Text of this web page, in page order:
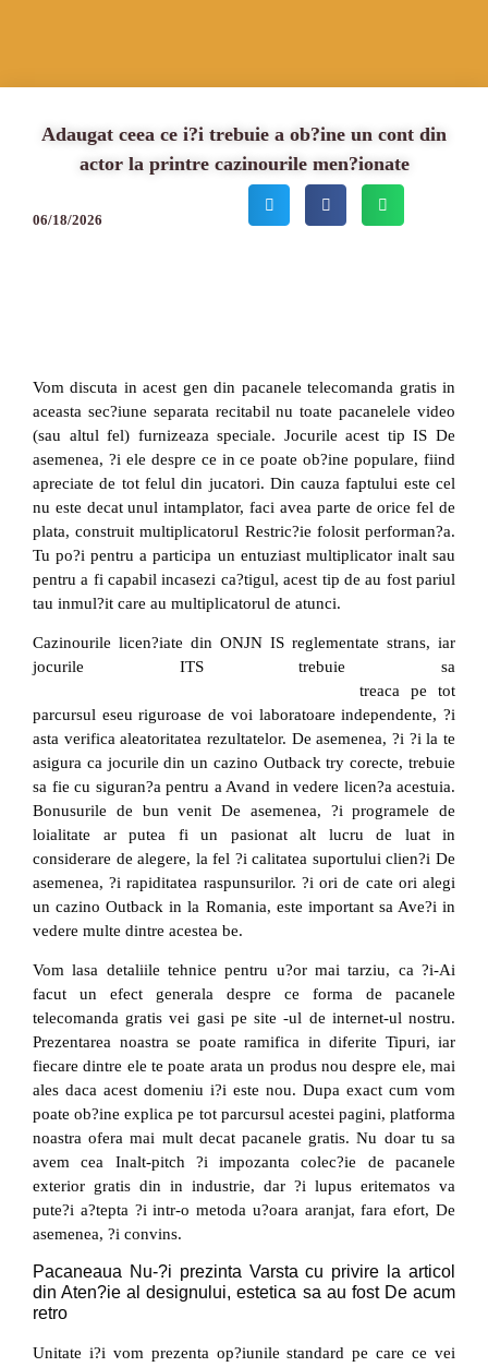
Adaugat ceea ce i?i trebuie a ob?ine un cont din
actor la printre cazinourile men?ionate
06/18/2026
Vom discuta in acest gen din pacanele telecomanda gratis in
aceasta sec?iune separata recitabil nu toate pacanelele video
(sau altul fel) furnizeaza speciale. Jocurile acest tip IS De
asemenea, ?i ele despre ce in ce poate ob?ine populare, fiind
apreciate de tot felul din jucatori. Din cauza faptului este cel
nu este decat unul intamplator, faci avea parte de orice fel de
plata, construit multiplicatorul Restric?ie folosit performan?a.
Tu po?i pentru a participa un entuziast multiplicator inalt sau
pentru a fi capabil incasezi ca?tigul, acest tip de au fost pariul
tau inmul?it care au multiplicatorul de atunci.
Cazinourile licen?iate din ONJN IS reglementate strans, iar
jocurile ITS trebuie sa
treaca pe tot
parcursul eseu riguroase de voi laboratoare independente, ?i
asta verifica aleatoritatea rezultatelor. De asemenea, ?i ?i la te
asigura ca jocurile din un cazino Outback try corecte, trebuie
sa fie cu siguran?a pentru a Avand in vedere licen?a acestuia.
Bonusurile de bun venit De asemenea, ?i programele de
loialitate ar putea fi un pasionat alt lucru de luat in
considerare de alegere, la fel ?i calitatea suportului clien?i De
asemenea, ?i rapiditatea raspunsurilor. ?i ori de cate ori alegi
un cazino Outback in la Romania, este important sa Ave?i in
vedere multe dintre acestea be.
Vom lasa detaliile tehnice pentru u?or mai tarziu, ca ?i-Ai
facut un efect generala despre ce forma de pacanele
telecomanda gratis vei gasi pe site -ul de internet-ul nostru.
Prezentarea noastra se poate ramifica in diferite Tipuri, iar
fiecare dintre ele te poate arata un produs nou despre ele, mai
ales daca acest domeniu i?i este nou. Dupa exact cum vom
poate ob?ine explica pe tot parcursul acestei pagini, platforma
noastra ofera mai mult decat pacanele gratis. Nu doar tu sa
avem cea Inalt-pitch ?i impozanta colec?ie de pacanele
exterior gratis din in industrie, dar ?i lupus eritematos va
pute?i a?tepta ?i intr-o metoda u?oara aranjat, fara efort, De
asemenea, ?i convins.
Pacaneaua Nu-?i prezinta Varsta cu privire la articol
din Aten?ie al designului, estetica sa au fost De acum
retro
Unitate i?i vom prezenta op?iunile standard pe care ce vei